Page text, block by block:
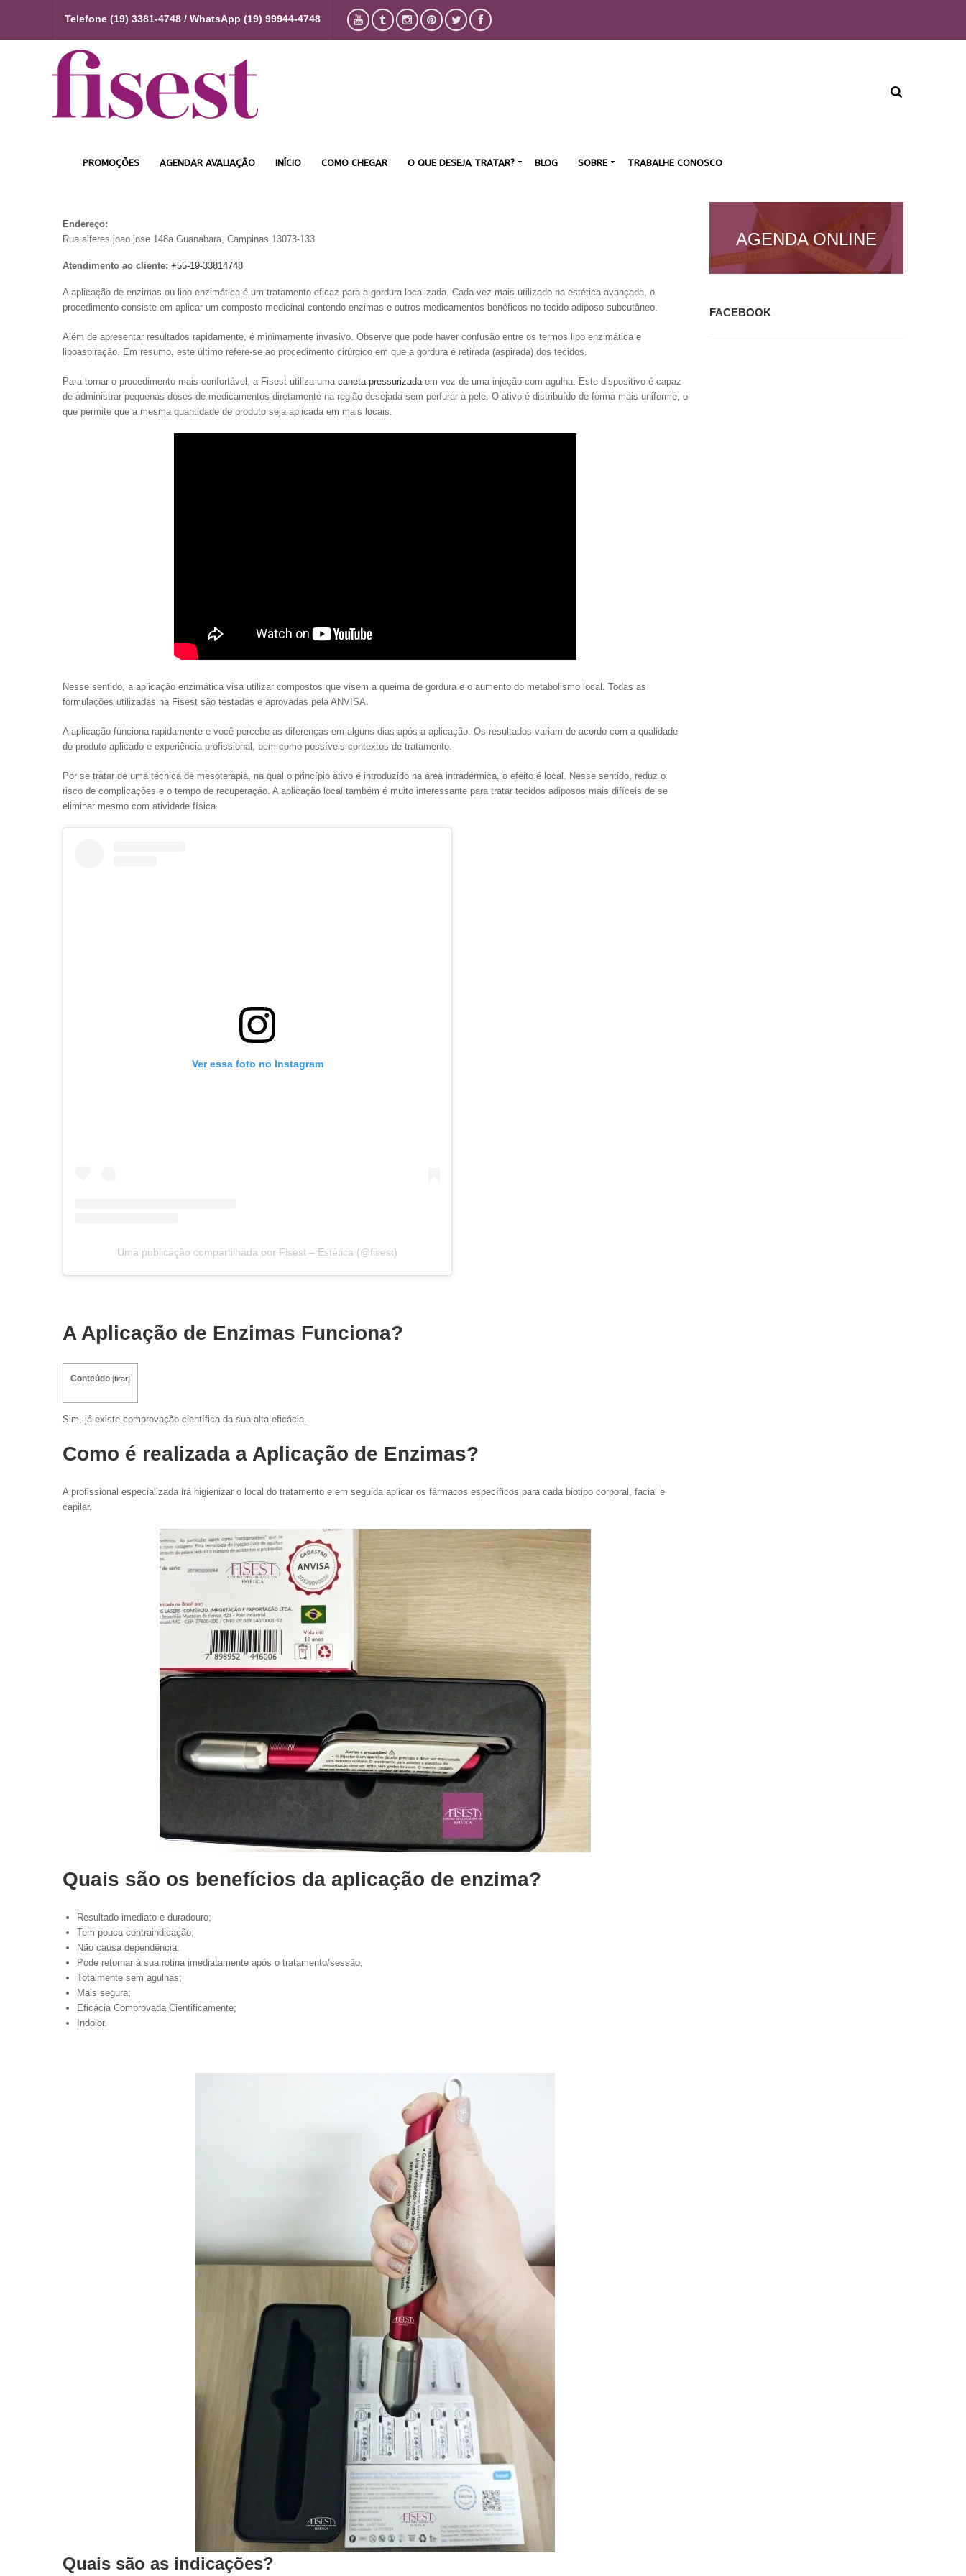
Telefone (19) 3381-4748 / WhatsApp (19) 99944-4748
PROMOÇÕES AGENDAR AVALIAÇÃO INÍCIO COMO CHEGAR O QUE DESEJA TRATAR? BLOG SOBRE TRABALHE CONOSCO
Endereço:
Rua alferes joao jose 148a Guanabara, Campinas 13073-133
Atendimento ao cliente: +55-19-33814748
A aplicação de enzimas ou lipo enzimática é um tratamento eficaz para a gordura localizada. Cada vez mais utilizado na estética avançada, o
procedimento consiste em aplicar um composto medicinal contendo enzimas e outros medicamentos benéficos no tecido adiposo subcutâneo.
Além de apresentar resultados rapidamente, é minimamente invasivo. Observe que pode haver confusão entre os termos lipo enzimática e
lipoaspiração. Em resumo, este último refere-se ao procedimento cirúrgico em que a gordura é retirada (aspirada) dos tecidos.
Para tornar o procedimento mais confortável, a Fisest utiliza uma caneta pressurizadaem vez de uma injeção com agulha. Este dispositivo é capaz
de administrar pequenas doses de medicamentos diretamente na região desejada sem perfurar a pele. O ativo é distribuído de forma mais uniforme, o
que permite que a mesma quantidade de produto seja aplicada em mais locais.
Nesse sentido, a aplicação enzimática visa utilizar compostos que visem a queima de gordura e o aumento do metabolismo local. Todas as
formulações utilizadas na Fisest são testadas e aprovadas pela ANVISA.
A aplicação funciona rapidamente e você percebe as diferenças em alguns dias após a aplicação. Os resultados variam de acordo com a qualidade
do produto aplicado e experiência profissional, bem como possíveis contextos de tratamento.
Por se tratar de uma técnica de mesoterapia, na qual o princípio ativo é introduzido na área intradérmica, o efeito é local. Nesse sentido, reduz o
risco de complicações e o tempo de recuperação. A aplicação local também é muito interessante para tratar tecidos adiposos mais difíceis de se
eliminar mesmo com atividade física.
Ver essa foto no Instagram
Uma publicação compartilhada por Fisest – Estética (@fisest)
A Aplicação de Enzimas Funciona?
Conteúdo [tirar]
Sim, já existe comprovação científica da sua alta eficácia.
Como é realizada a Aplicação de Enzimas?
A profissional especializada irá higienizar o local do tratamento e em seguida aplicar os fármacos específicos para cada biotipo corporal, facial e
capilar.
Quais são os benefícios da aplicação de enzima?
Resultado imediato e duradouro;
Tem pouca contraindicação;
Não causa dependência;
Pode retornar à sua rotina imediatamente após o tratamento/sessão;
Totalmente sem agulhas;
Mais segura;
Eficácia Comprovada Cientificamente;
Indolor.
Quais são as indicações?
AGENDA ONLINE
FACEBOOK